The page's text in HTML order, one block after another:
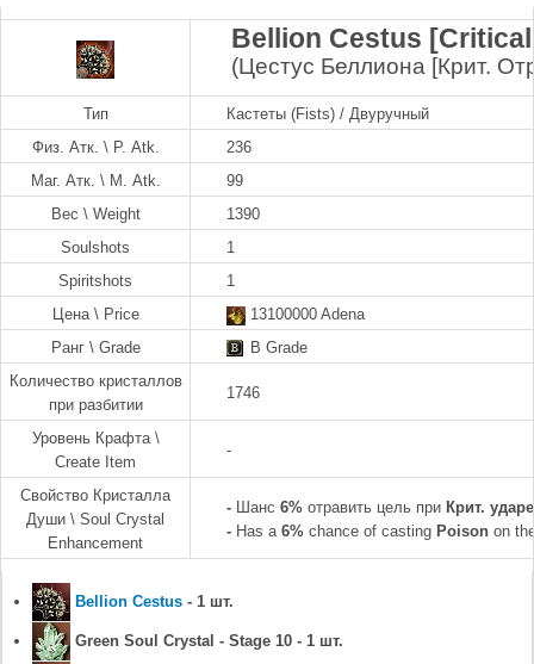
Bellion Cestus
(Цестус Беллиона [Крит.
Тип
Кастеты (Fists) / Двуручный
Физ. Атк. \ P. Atk.
236
Маг. Атк. \ M. Atk.
99
Вес \ Weight
1390
Soulshots
1
Spiritshots
1
Цена \ Price
13100000 Adena
Ранг \ Grade
B Grade
Количество кристаллов
при разбитии
1746
Уровень Крафта \
Create Item
-
Свойство Кристалла
Души \ Soul Crystal
Enhancement
- Шанс 6% отравить цель при Крит.
- Has a 6% chance of casting Poison on
Bellion Cestus - 1 шт.
Green Soul Crystal - Stage 10 - 1 шт.